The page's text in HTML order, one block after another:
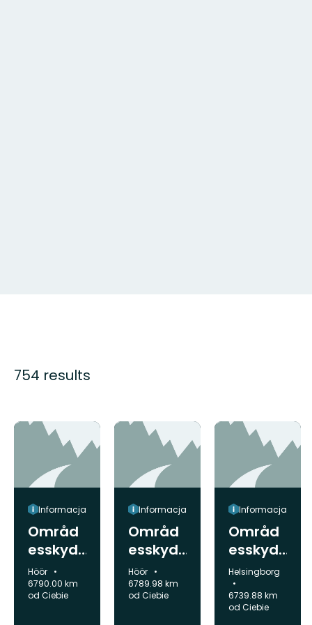
754 results
Informacja
Områd
esskyd
dsinfor
mation,
Bjäret
Gmina:
Höör
6790.00 km
od Ciebie
Informacja
Områd
esskyd
dsinfor
mation,
Bjäret
Gmina:
Höör
6789.98 km
od Ciebie
Informacja
Områd
esskyd
dsinfor
mation,
Tursköp
Gmina:
Helsingborg
6739.88 km
od Ciebie